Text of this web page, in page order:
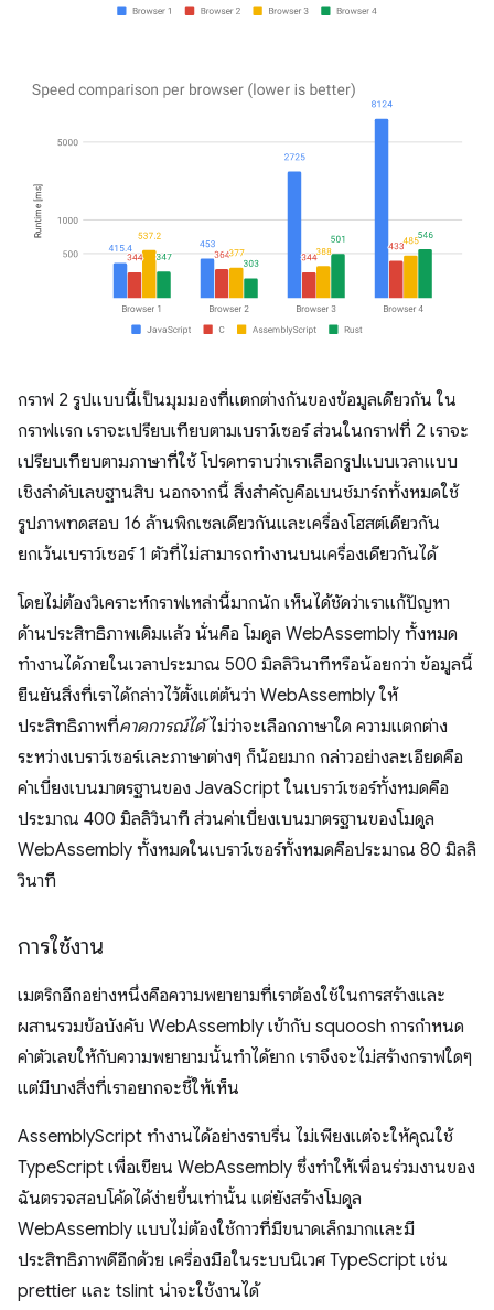
กราฟ 2 รูปแบบนี้เป็นมุมมองที่แตกต่างกันของข้อมูลเดียวกัน ใน
กราฟแรก เราจะเปรียบเทียบตามเบราว์เซอร์ ส่วนในกราฟที่ 2 เราจะ
เปรียบเทียบตามภาษาที่ใช้ โปรดทราบว่าเราเลือกรูปแบบเวลาแบบ
เชิงลําดับเลขฐานสิบ นอกจากนี้ สิ่งสำคัญคือเบนช์มาร์กทั้งหมดใช้
รูปภาพทดสอบ 16 ล้านพิกเซลเดียวกันและเครื่องโฮสต์เดียวกัน
ยกเว้นเบราว์เซอร์ 1 ตัวที่ไม่สามารถทำงานบนเครื่องเดียวกันได้
โดยไม่ต้องวิเคราะห์กราฟเหล่านี้มากนัก เห็นได้ชัดว่าเราแก้ปัญหา
ด้านประสิทธิภาพเดิมแล้ว นั่นคือ โมดูล WebAssembly ทั้งหมด
ทำงานได้ภายในเวลาประมาณ 500 มิลลิวินาทีหรือน้อยกว่า ข้อมูลนี้
ยืนยันสิ่งที่เราได้กล่าวไว้ตั้งแต่ต้นว่า WebAssembly ให้
ประสิทธิภาพที่คาดการณ์ได้ไม่ว่าจะเลือกภาษาใด ความแตกต่าง
ระหว่างเบราว์เซอร์และภาษาต่างๆ ก็น้อยมาก กล่าวอย่างละเอียดคือ
ค่าเบี่ยงเบนมาตรฐานของ JavaScript ในเบราว์เซอร์ทั้งหมดคือ
ประมาณ 400 มิลลิวินาที ส่วนค่าเบี่ยงเบนมาตรฐานของโมดูล
WebAssembly ทั้งหมดในเบราว์เซอร์ทั้งหมดคือประมาณ 80 มิลลิ
วินาที
การใช้งาน
เมตริกอีกอย่างหนึ่งคือความพยายามที่เราต้องใช้ในการสร้างและ
ผสานรวมข้อบังคับ WebAssembly เข้ากับ squoosh การกําหนด
ค่าตัวเลขให้กับความพยายามนั้นทําได้ยาก เราจึงจะไม่สร้างกราฟใดๆ
แต่มีบางสิ่งที่เราอยากจะชี้ให้เห็น
AssemblyScript ทำงานได้อย่างราบรื่น ไม่เพียงแต่จะให้คุณใช้
TypeScript เพื่อเขียน WebAssembly ซึ่งทำให้เพื่อนร่วมงานของ
ฉันตรวจสอบโค้ดได้ง่ายขึ้นเท่านั้น แต่ยังสร้างโมดูล
WebAssembly แบบไม่ต้องใช้กาวที่มีขนาดเล็กมากและมี
ประสิทธิภาพดีอีกด้วย เครื่องมือในระบบนิเวศ TypeScript เช่น
prettier และ tslint น่าจะใช้งานได้